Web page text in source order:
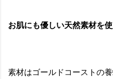
お肌にも優しい天然素材を使
素材はゴールドコーストの